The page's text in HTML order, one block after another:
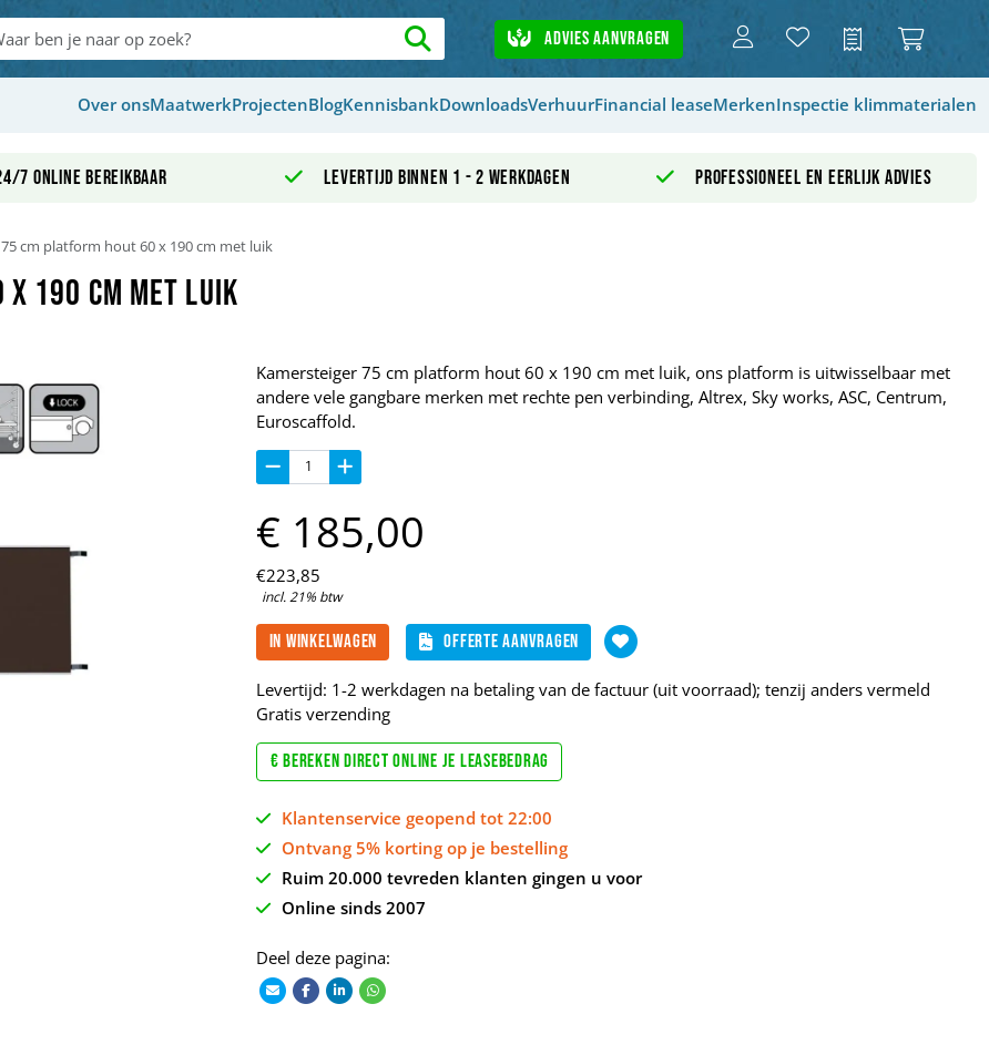
Offerte
Advies aanvragen
Over onsMaatwerkProjectenBlogKennisbankDownloadsVerhuurFinancial leaseMerkenInspectie klimmaterialen
7 online bereikbaar Levertijd binnen 1 - 2 werkdagen Professioneel en eerlijk advies
cm platform hout 60 x 190 cm met luik
190 cm met luik
Kamersteiger 75 cm platform hout 60 x 190 cm met luik, ons platform is uitwisselbaar met
andere vele gangbare merken met rechte pen verbinding, Altrex, Sky works, ASC, Centrum,
Euroscaffold.
€223,85
incl. 21% btw
€ 185,00
In winkelwagen Offerte aanvragen
Levertijd: 1-2 werkdagen na betaling van de factuur (uit voorraad); tenzij anders vermeld
Gratis verzending
€ Bereken direct online je leasebedrag
Klantenservice geopend tot 22:00
Ontvang 5% korting op je bestelling
Ruim 20.000 tevreden klanten gingen u voor
Online sinds 2007
Deel deze pagina: